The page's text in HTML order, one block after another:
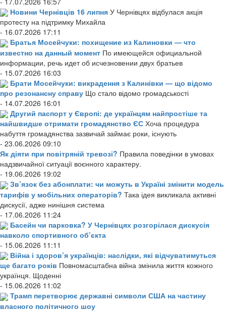
Новини Чернівців 16 липня У Чернівцях відбулася акція
протесту на підтримку Михайла
- 16.07.2026 17:11
Братья Мосейчуки: похищение из Калиновки — что
известно на данный момент По имеющейся официальной
информации, речь идет об исчезновении двух братьев
- 15.07.2026 16:03
Брати Мосейчуки: викрадення з Калинівки — що відомо
про резонансну справу Що стало відомо громадськості
- 14.07.2026 16:01
Другий паспорт у Європі: де українцям найпростіше та
найшвидше отримати громадянство ЄС Хоча процедура
набуття громадянства зазвичай займає роки, існують
- 23.06.2026 09:10
Як діяти при повітряній тревозі? Правила поведінки в умовах
надзвичайної ситуації воєнного характеру.
- 19.06.2026 19:02
Зв’язок без абонплати: чи можуть в Україні змінити модель
тарифів у мобільних операторів? Така ідея викликала активні
дискусії, адже нинішня система
- 17.06.2026 11:24
Басейн чи парковка? У Чернівцях розгорілася дискусія
навколо спортивного об’єкта
- 15.06.2026 11:11
Війна і здоров’я українців: наслідки, які відчуватимуться
ще багато років Повномасштабна війна змінила життя кожного
українця. Щоденні
- 15.06.2026 11:02
Трамп перетворює державні символи США на частину
власного політичного шоу